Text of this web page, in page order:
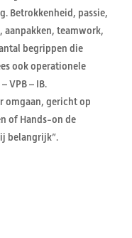
Betrokkenheid, passie,
teamwork,
begrippen die
ook operationele
VPB – IB.
omgaan, gericht op
of Hands-on de
belangrijk”.